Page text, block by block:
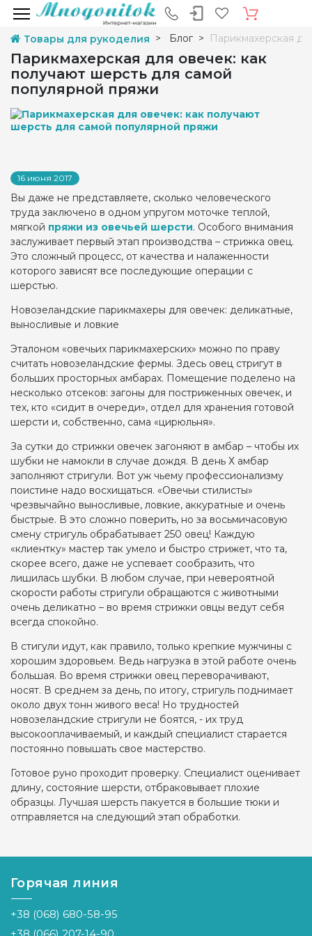
Товары для рукоделия Блог Парикмахерская
Парикмахерская для овечек: как
получают шерсть для самой
популярной пряжи
16 июня 2017
Вы даже не представляете, сколько человеческого
труда заключено в одном упругом моточке теплой,
мягкой пряжи из овечьей шерсти. Особого внимания
заслуживает первый этап производства – стрижка овец.
Это сложный процесс, от качества и налаженности
которого зависят все последующие операции с
шерстью.
Новозеландские парикмахеры для овечек: деликатные,
выносливые и ловкие
Эталоном «овечьих парикмахерских» можно по праву
считать новозеландские фермы. Здесь овец стригут в
больших просторных амбарах. Помещение поделено на
несколько отсеков: загоны для постриженных овечек, и
тех, кто «сидит в очереди», отдел для хранения готовой
шерсти и, собственно, сама «цирюльня».
За сутки до стрижки овечек загоняют в амбар – чтобы их
шубки не намокли в случае дождя. В день Х амбар
заполняют стригули. Вот уж чьему профессионализму
поистине надо восхищаться. «Овечьи стилисты»
чрезвычайно выносливые, ловкие, аккуратные и очень
быстрые. В это сложно поверить, но за восьмичасовую
смену стригуль обрабатывает 250 овец! Каждую
«клиентку» мастер так умело и быстро стрижет, что та,
скорее всего, даже не успевает сообразить, что
лишилась шубки. В любом случае, при невероятной
скорости работы стригули обращаются с животными
очень деликатно – во время стрижки овцы ведут себя
всегда спокойно.
В стигули идут, как правило, только крепкие мужчины с
хорошим здоровьем. Ведь нагрузка в этой работе очень
большая. Во время стрижки овец переворачивают,
носят. В среднем за день, по итогу, стригуль поднимает
около двух тонн живого веса! Но трудностей
новозеландские стригули не боятся, - их труд
высокооплачиваемый, и каждый специалист старается
постоянно повышать свое мастерство.
Готовое руно проходит проверку. Специалист оценивает
длину, состояние шерсти, отбраковывает плохие
образцы. Лучшая шерсть пакуется в большие тюки и
отправляется на следующий этап обработки.
Горячая линия
+38 (068) 680-58-95